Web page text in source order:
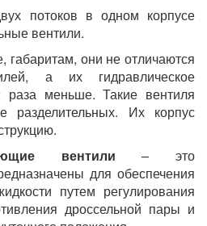
потоков в одном корпусе
вентили.
габаритам, они не отличаются
а их гидравлическое
раза меньше. Такие вентиля
разделительных. Их корпус
вентили – это
для обеспечения
путем регулирования
дроссельной пары и